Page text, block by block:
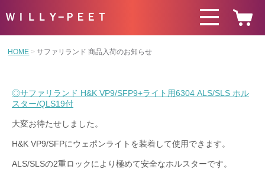
ＷＩＬＬＹ−ＰＥＥＴ
HOME サファリランド 商品入荷のお知らせ
◎サファリランド H&K VP9/SFP9+ライト用6304 ALS/SLS ホル
スター/QLS19付
大変お待たせしました。
H&K VP9/SFPにウェポンライトを装着して使用できます。
ALS/SLSの2重ロックにより極めて安全なホルスターです。